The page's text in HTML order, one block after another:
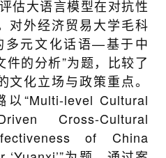
估大语言模型在对抗性
对外经济贸易大学毛科
多元文化话语—基于中
的分析”为题，比较了
化立场与政策重点。
“Multi-level Cultural
Cross-Cultural
of China